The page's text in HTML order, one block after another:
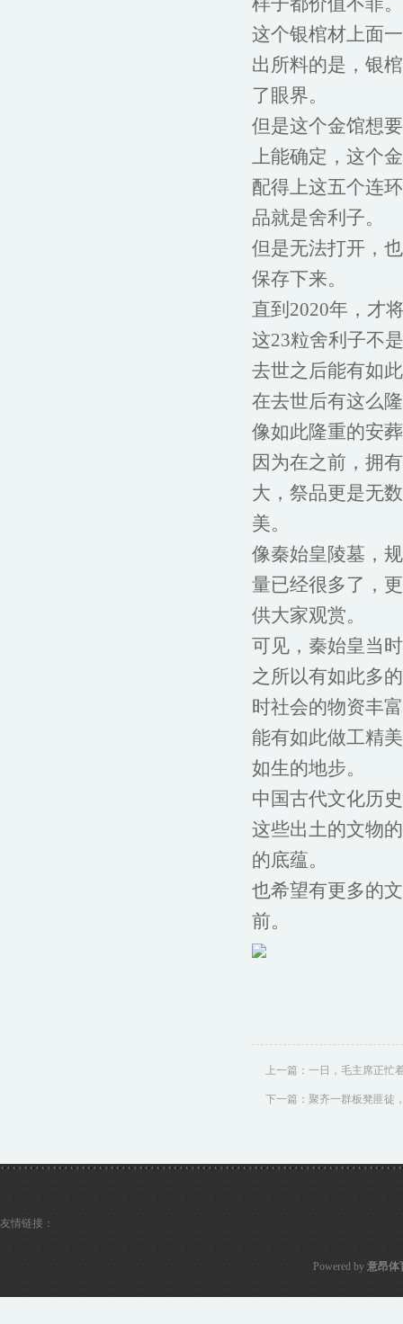
这个银棺材上面
出所料的是，银
了眼界。
但是这个金馆想
上能确定，这个
配得上这五个连
品就是舍利子。
但是无法打开，
保存下来。
直到2020年，才
这23粒舍利子不
去世之后能有如
在去世后有这么
像如此隆重的安
因为在之前，拥
大，祭品更是无
美。
像秦始皇陵墓，
量已经很多了，
供大家观赏。
可见，秦始皇当
之所以有如此多
时社会的物资丰
能有如此做工精
如生的地步。
中国古代文化历
这些出土的文物
的底蕴。
也希望有更多的
前。
上一篇： 一日，毛主席正忙
下一篇： 聚齐一群板凳匪徒
友情链接：
Powered by 意昂体